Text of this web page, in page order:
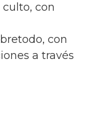
con
con
a través